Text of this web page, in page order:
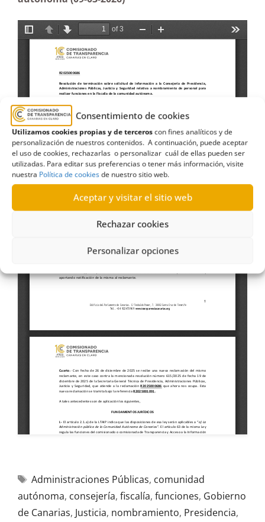
Consentimiento de cookies
Utilizamos cookies propias y de terceroscon fines analíticos y de
personalización de nuestros contenidos. A continuación, puede aceptar
el uso de cookies, rechazarlas o personalizar cuál de ellas pueden ser
utilizadas. Para editar sus preferencias o tener más información, visite
nuestra Política de cookiesde nuestro sitio web.
Aceptar y visitar el sitio web
Rechazar cookies
Personalizar opciones
Administraciones Públicas, comunidad
autónoma, consejería, fiscalía, funciones, Gobierno
de Canarias, Justicia, nombramiento, Presidencia,